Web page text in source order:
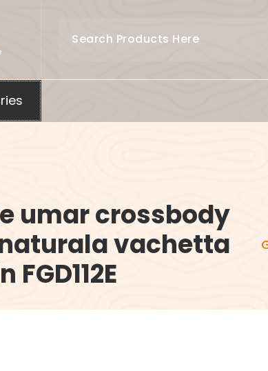
umar crossbody
vachetta